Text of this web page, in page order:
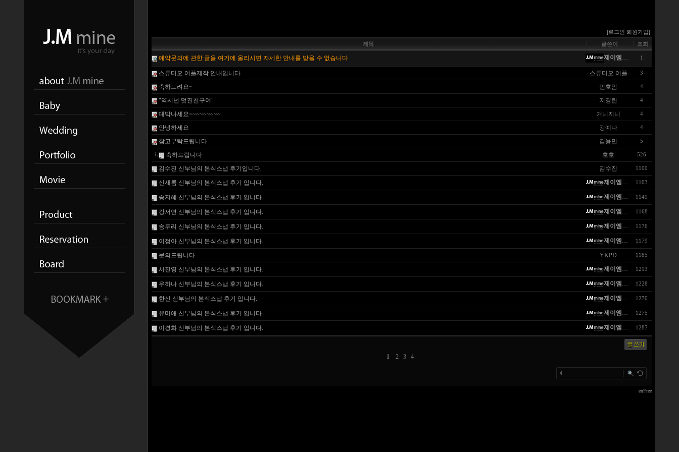
[로그인 회원가입]
제목
글쓴이 조회
예약문의에 관한 글을 여기에 올리시면 자세한 안내를 받을 수 없습니다 제이엠마인 1
스튜디오 어플제작 안내입니다. 스튜디오 어플 3
축하드려요~ 민호맘 4
"역시넌 멋진친구여" 지경란 4
대박나세요~~~~~~~~~ 거니지니 4
안녕하세요 강예나 4
참고부탁드립니다.. 김용민 5
축하드립니다 호호 526
김수진 신부님의 본식스냅 후기입니다. 김수진 1100
신새롬 신부님의 본식스냅 후기 입니다. 제이엠마인 1103
송지혜 신부님의 본식스냅 후기 입니다. 제이엠마인 1149
강서연 신부님의 본식스냅 후기 입니다. 제이엠마인 1168
송두리 신부님의 본식스냅 후기 입니다. 제이엠마인 1176
이정아 신부님의 본식스냅 후기 입니다. 제이엠마인 1179
문의드립니다. YKPD 1185
서진영 신부님의 본식스냅 후기 입니다. 제이엠마인 1213
우하나 신부님의 본식스냅 후기 입니다. 제이엠마인 1228
한신 신부님의 본식스냅 후기 입니다. 제이엠마인 1270
유미애 신부님의 본식스냅 후기 입니다. 제이엠마인 1275
이경화 신부님의 본식스냅 후기 입니다. 제이엠마인 1287
1 2 3 4
enFree